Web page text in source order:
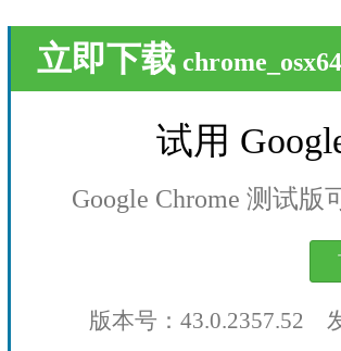
立即下载
试用
Google Chrome 测试
版本号：43.0.2357.52